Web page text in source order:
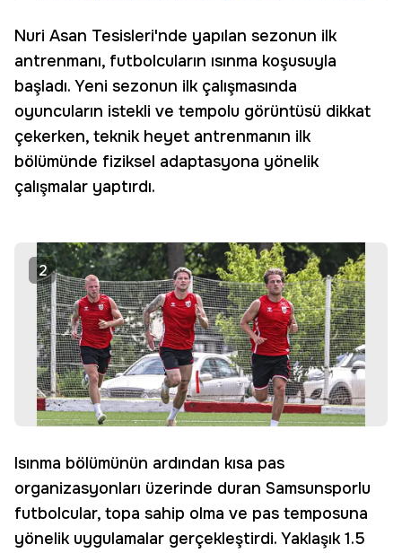
Nuri Asan Tesisleri'nde yapılan sezonun ilk
antrenmanı, futbolcuların ısınma koşusuyla
başladı. Yeni sezonun ilk çalışmasında
oyuncuların istekli ve tempolu görüntüsü dikkat
çekerken, teknik heyet antrenmanın ilk
bölümünde fiziksel adaptasyona yönelik
çalışmalar yaptırdı.
2
Isınma bölümünün ardından kısa pas
organizasyonları üzerinde duran Samsunsporlu
futbolcular, topa sahip olma ve pas temposuna
yönelik uygulamalar gerçekleştirdi. Yaklaşık 1.5